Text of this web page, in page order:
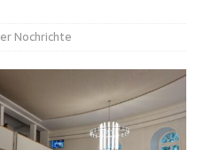
Nochrichte